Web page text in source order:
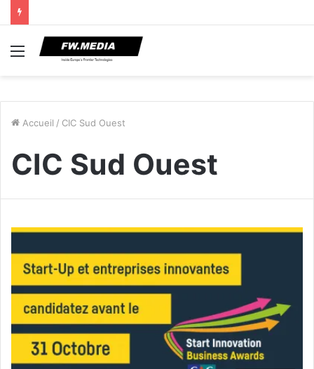
Menu
Accueil / CIC Sud Ouest
CIC Sud Ouest